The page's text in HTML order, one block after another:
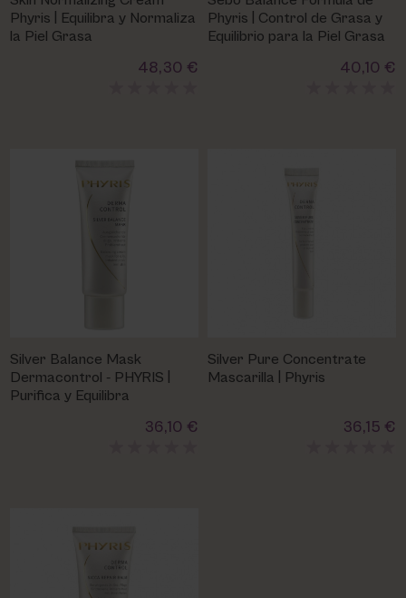
Phyris | Equilibra y Normaliza
la Piel Grasa
48,30 €
Phyris | Control de Grasa y
Equilibrio para la Piel Grasa
40,10 €
Silver Balance Mask
Dermacontrol - PHYRIS |
Purifica y Equilibra
36,10 €
Silver Pure Concentrate
Mascarilla | Phyris
36,15 €
PHARM FOOT